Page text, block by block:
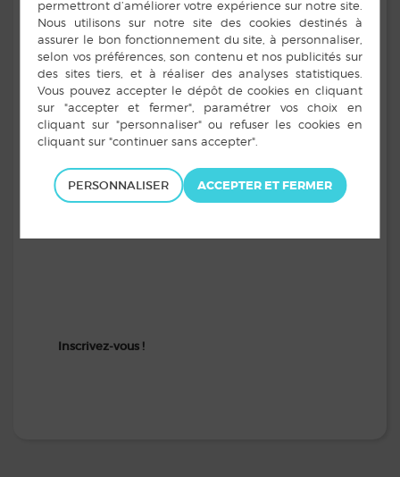
salle des Sports.
https://www.vitrecommunaute.org/actualites/animations-
sports-et-loisirs-des-vacances-de-noel-2021/
Inscrivez-vous !
PERSONNALISER